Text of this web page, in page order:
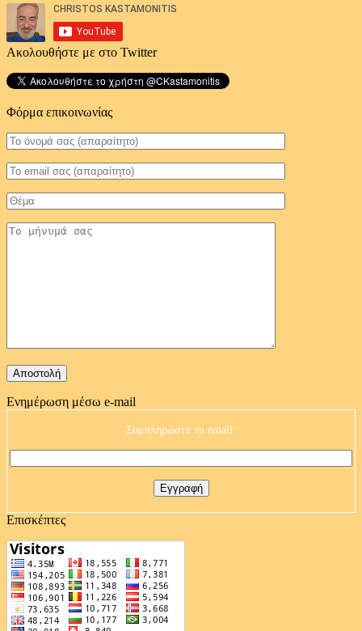
Ακολουθήστε με στο Twitter
Φόρμα επικοινωνίας
Ενημέρωση μέσω e-mail
Συμπληρώστε το email:
Επισκέπτες